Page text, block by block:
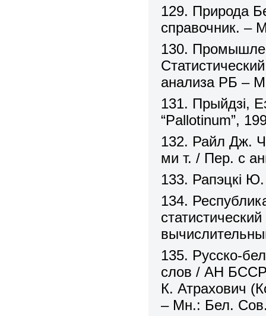
129. Природа
справочник. –
130.
анализа РБ –
131. Прыйдзі,
“Pallotinum”,
132. Райл Дж.
ми т. / Пер. с
133. Рапэцкі
134.
135. Русско-
слов / АН
К. Атрахович
– Мн.: Бел.